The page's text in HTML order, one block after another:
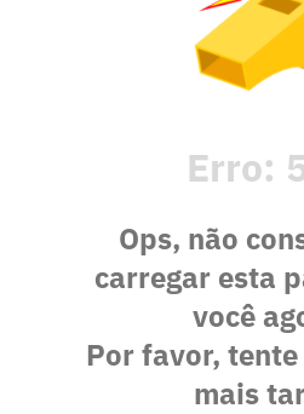
Erro:
Ops, não
carregar esta
você
Por favor,
mais